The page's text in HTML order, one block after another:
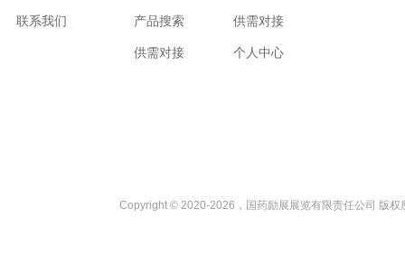
联系我们 产品搜索
供需对接
供需对接
个人中心
Copyright © 2020-2026，国药励展展览有限责任公司 版权